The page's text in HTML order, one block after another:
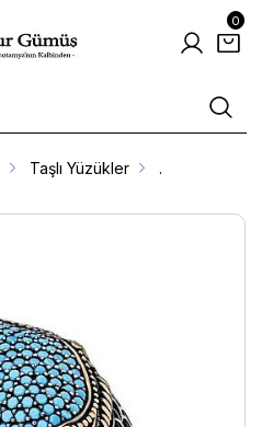
0
Taşlı Yüzükler .